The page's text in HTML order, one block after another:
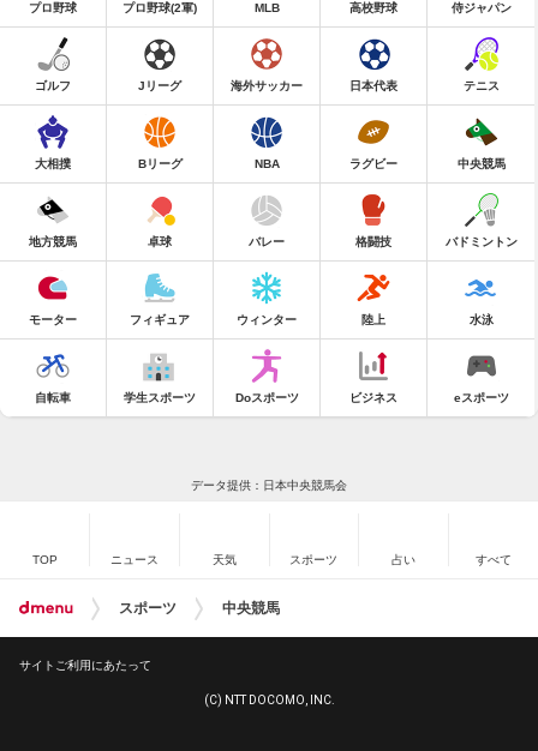
プロ野球 プロ野球(2軍) MLB 高校野球 侍ジャパン
ゴルフ Jリーグ 海外サッカー 日本代表 テニス
大相撲 Bリーグ NBA ラグビー 中央競馬
地方競馬 卓球 バレー 格闘技 バドミントン
モーター フィギュア ウィンター 陸上 水泳
自転車 学生スポーツ Doスポーツ ビジネス eスポーツ
データ提供：日本中央競馬会
TOP ニュース 天気 スポーツ 占い すべて
スポーツ 中央競馬
サイトご利用にあたって
(C) NTT DOCOMO, INC.